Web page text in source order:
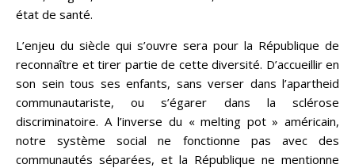
état de santé.
L’enjeu du siècle qui s’ouvre sera pour la République de
reconnaître et tirer partie de cette diversité. D’accueillir en
son sein tous ses enfants, sans verser dans l’apartheid
communautariste, ou s’égarer dans la sclérose
discriminatoire. A l’inverse du « melting pot » américain,
notre système social ne fonctionne pas avec des
communautés séparées, et la République ne mentionne